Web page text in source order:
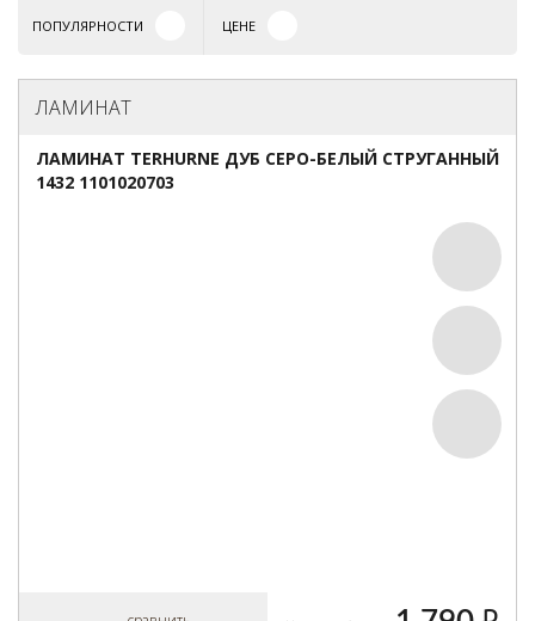
ПОПУЛЯРНОСТИ ЦЕНЕ
ЛАМИНАТ
ЛАМИНАТ TERHURNE ДУБ СЕРО-БЕЛЫЙ СТРУГАННЫЙ
1432 1101020703